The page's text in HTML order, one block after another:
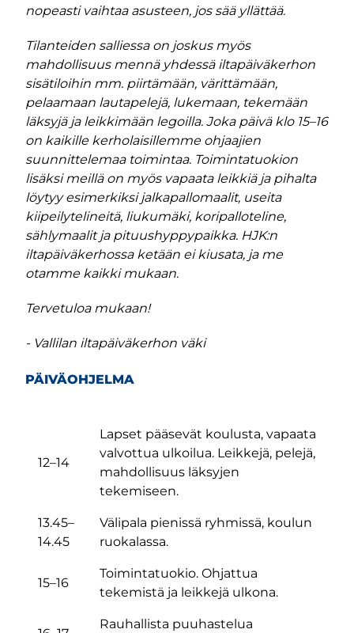
nopeasti vaihtaa asusteen, jos sää yllättää.
Tilanteiden salliessa on joskus myös
mahdollisuus mennä yhdessä iltapäiväkerhon
sisätiloihin mm. piirtämään, värittämään,
pelaamaan lautapelejä, lukemaan, tekemään
läksyjä ja leikkimään legoilla. Joka päivä klo 15–16
on kaikille kerholaisillemme ohjaajien
suunnittelemaa toimintaa. Toimintatuokion
lisäksi meillä on myös vapaata leikkiä ja pihalta
löytyy esimerkiksi jalkapallomaalit, useita
kiipeilytelineitä, liukumäki, koripalloteline,
sählymaalit ja pituushyppypaikka. HJK:n
iltapäiväkerhossa ketään ei kiusata, ja me
otamme kaikki mukaan.
Tervetuloa mukaan!
- Vallilan iltapäiväkerhon väki
PÄIVÄOHJELMA
12–14
Lapset pääsevät koulusta, vapaata
valvottua ulkoilua. Leikkejä, pelejä,
mahdollisuus läksyjen
tekemiseen.
13.45–
14.45
Välipala pienissä ryhmissä, koulun
ruokalassa.
15–16
Toimintatuokio. Ohjattua
tekemistä ja leikkejä ulkona.
Rauhallista puuhastelua